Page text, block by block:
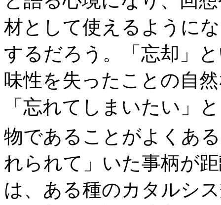
材として使えるように
するだろう。「忘却」
味性を失ったことの自
「忘れてしまいたい」
物であることがよくあ
れられて」いた事柄が
は、ある種のカタルシ